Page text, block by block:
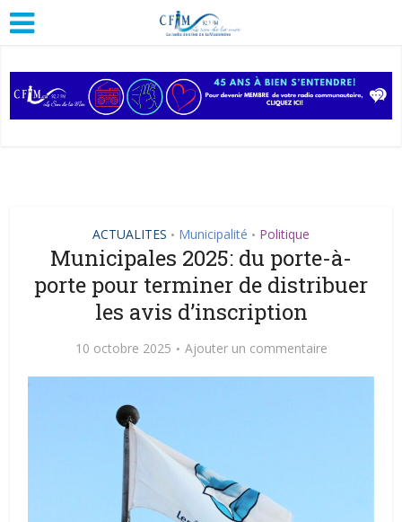
ACTUALITES • Municipalité • Politique
Municipales 2025: du porte-à-
porte pour terminer de distribuer
les avis d’inscription
10 octobre 2025 Ajouter un commentaire